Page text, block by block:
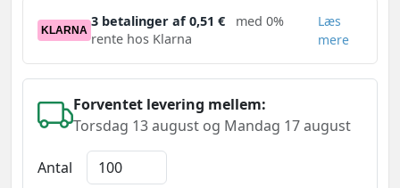
KLARNA
3 betalinger af 0,51 €
med 0%
rente hos Klarna
Læs
mere
Forventet levering mellem:
Torsdag 13 august og Mandag 17 august
Antal